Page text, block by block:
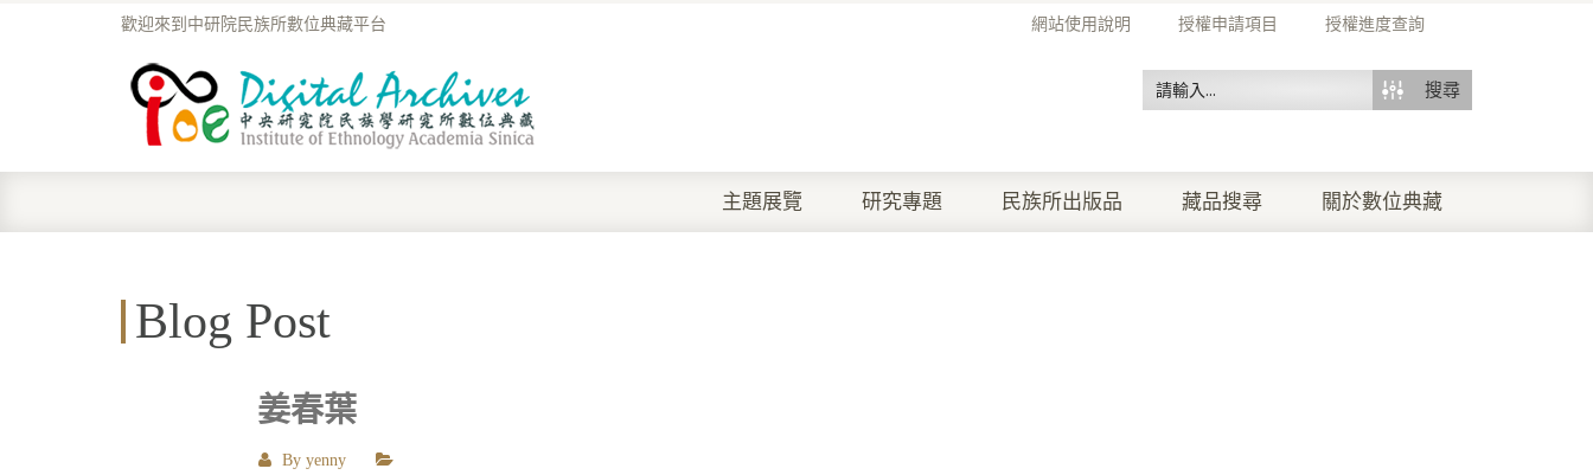
網站使用說明 授權申請項目 授權進度查詢
歡迎來到中研院民族所數位典藏平台
搜尋
主題展覽 研究專題 民族所出版品 藏品搜尋 關於數位典藏
Blog Post
姜春葉
By yenny